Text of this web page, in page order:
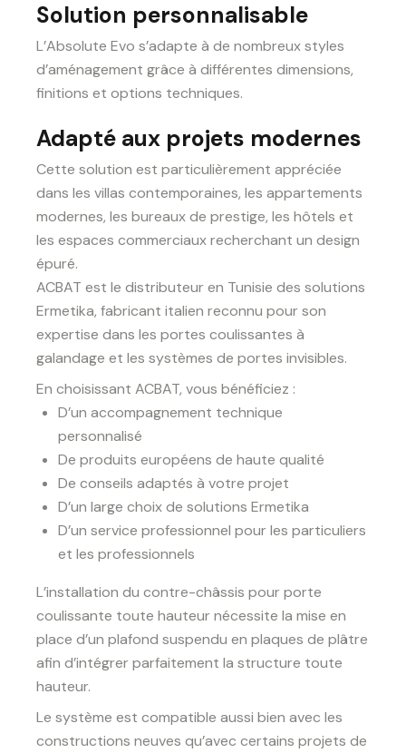
Solution personnalisable
L’Absolute Evo s’adapte à de nombreux styles
d’aménagement grâce à différentes dimensions,
finitions et options techniques.
Adapté aux projets modernes
Cette solution est particulièrement appréciée
dans les villas contemporaines, les appartements
modernes, les bureaux de prestige, les hôtels et
les espaces commerciaux recherchant un design
épuré.
ACBAT est le distributeur en Tunisie des solutions
Ermetika, fabricant italien reconnu pour son
expertise dans les portes coulissantes à
galandage et les systèmes de portes invisibles.
En choisissant ACBAT, vous bénéficiez :
D’un accompagnement technique
personnalisé
De produits européens de haute qualité
De conseils adaptés à votre projet
D’un large choix de solutions Ermetika
D’un service professionnel pour les particuliers
et les professionnels
L’installation du contre-châssis pour porte
coulissante toute hauteur nécessite la mise en
place d’un plafond suspendu en plaques de plâtre
afin d’intégrer parfaitement la structure toute
hauteur.
Le système est compatible aussi bien avec les
constructions neuves qu’avec certains projets de